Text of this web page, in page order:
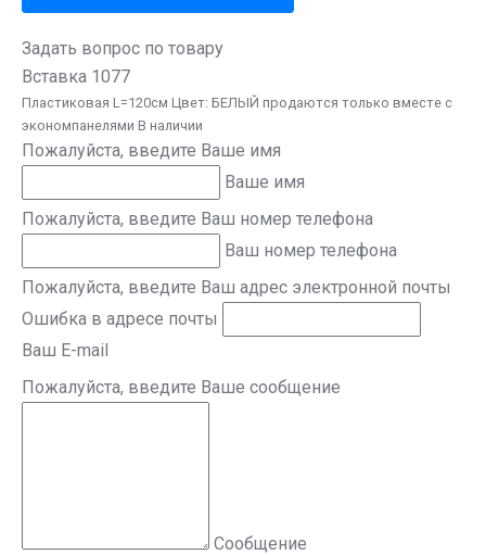
Задать вопрос по товару
Вставка 1077
Пластиковая L=120см Цвет: БЕЛЫЙ продаются только вместе с
экономпанелями В наличии
Пожалуйста, введите Ваше имя
Ваше имя
Пожалуйста, введите Ваш номер телефона
Ваш номер телефона
Пожалуйста, введите Ваш адрес электронной почты
Ошибка в адресе почты
Ваш E-mail
Пожалуйста, введите Ваше сообщение
Сообщение